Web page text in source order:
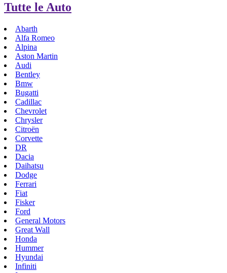
Tutte le Auto
Abarth
Alfa Romeo
Alpina
Aston Martin
Audi
Bentley
Bmw
Bugatti
Cadillac
Chevrolet
Chrysler
Citroën
Corvette
DR
Dacia
Daihatsu
Dodge
Ferrari
Fiat
Fisker
Ford
General Motors
Great Wall
Honda
Hummer
Hyundai
Infiniti